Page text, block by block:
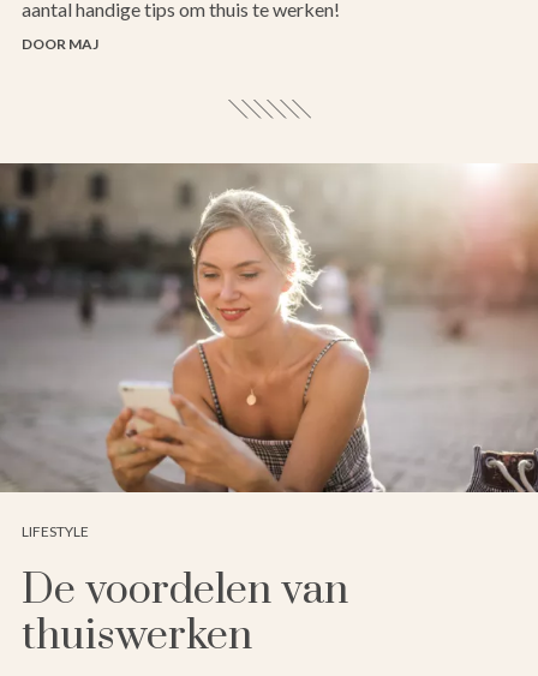
aantal handige tips om thuis te werken!
DOOR MAJ
LIFESTYLE
De voordelen van
thuiswerken